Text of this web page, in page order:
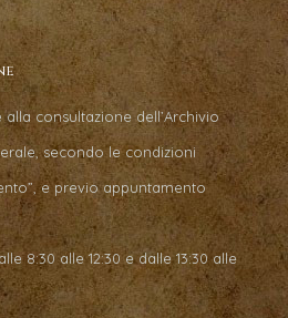
consultazione dell’Archivio
secondo le condizioni
e previo appuntamento
8:30 alle 12:30 e dalle 13:30 alle